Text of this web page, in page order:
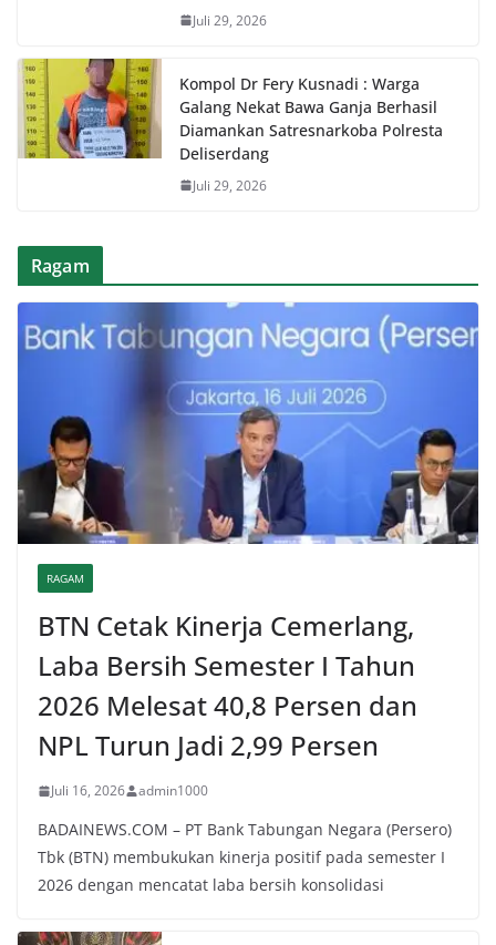
Juli 29, 2026
Kompol Dr Fery Kusnadi : Warga
Galang Nekat Bawa Ganja Berhasil
Diamankan Satresnarkoba Polresta
Deliserdang
Juli 29, 2026
Ragam
RAGAM
BTN Cetak Kinerja Cemerlang,
Laba Bersih Semester I Tahun
2026 Melesat 40,8 Persen dan
NPL Turun Jadi 2,99 Persen
Juli 16, 2026 admin1000
BADAINEWS.COM – PT Bank Tabungan Negara (Persero)
Tbk (BTN) membukukan kinerja positif pada semester I
2026 dengan mencatat laba bersih konsolidasi